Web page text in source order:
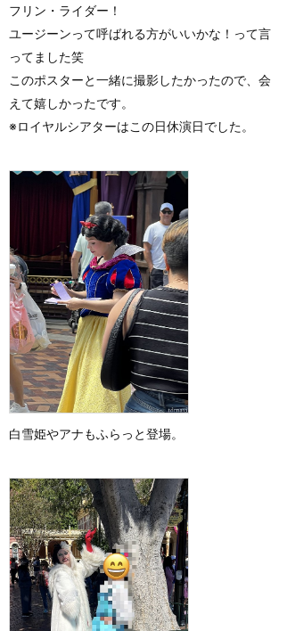
フリン・ライダー！
ユージーンって呼ばれる方がいいかな！って言
ってました笑
このポスターと一緒に撮影したかったので、会
えて嬉しかったです。
※ロイヤルシアターはこの日休演日でした。
白雪姫やアナもふらっと登場。